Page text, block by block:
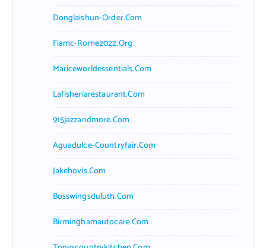
Donglaishun-Order.com
Fiamc-Rome2022.org
Mariceworldessentials.com
Lafisheriarestaurant.com
915jazzandmore.com
Aguadulce-Countryfair.com
Jakehovis.com
Bosswingsduluth.com
Birminghamautocare.com